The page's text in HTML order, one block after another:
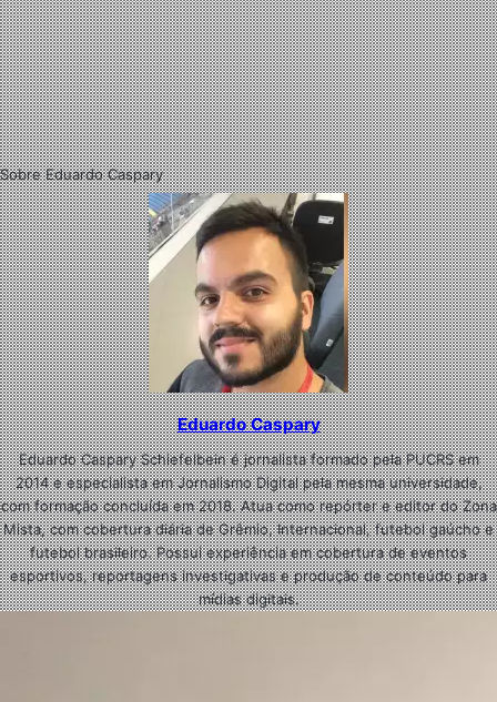
Sobre Eduardo Caspary
Eduardo Caspary
Eduardo Caspary Schiefelbein é jornalista formado pela PUCRS em
2014 e especialista em Jornalismo Digital pela mesma universidade,
com formação concluída em 2018. Atua como repórter e editor do Zona
Mista, com cobertura diária de Grêmio, Internacional, futebol gaúcho e
futebol brasileiro. Possui experiência em cobertura de eventos
esportivos, reportagens investigativas e produção de conteúdo para
mídias digitais.